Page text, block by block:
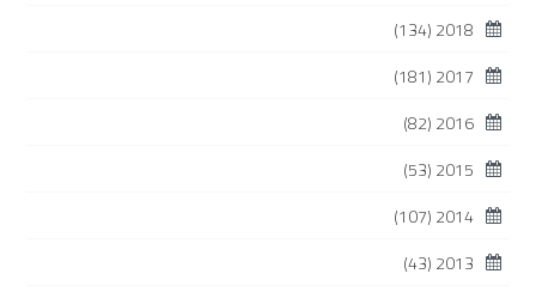
2018
(134)
2017
(181)
2016
(82)
2015
(53)
2014
(107)
2013
(43)